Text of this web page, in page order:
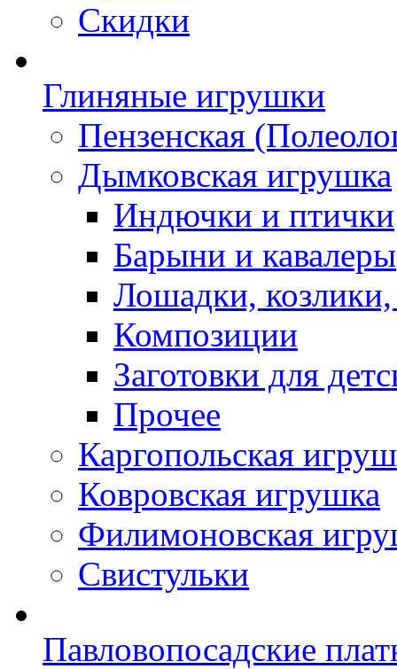
Скидки
Глиняные игрушки
Пензенская
Дымковская игрушка
Индючки и птички
Барыни и кавалеры
Лошадки,
Композиции
Заготовки для
Прочее
Каргопольская
Ковровская игрушка
Филимоновская
Свистульки
Павловопосадские